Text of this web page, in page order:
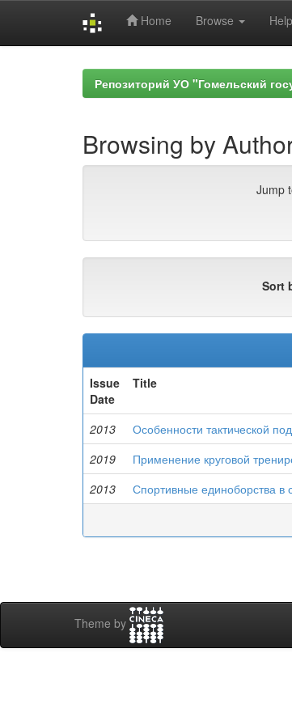
Home Browse Help
Репозиторий УО "Гомельский
Browsing by
Jump
Sort
Issue
Date
Title
2013 Особенности тактической
2019
Применение круговой
2013
Спортивные единоборства в
Theme by